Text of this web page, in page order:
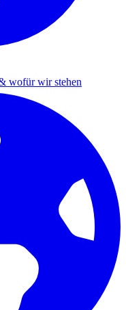
wofür wir stehen